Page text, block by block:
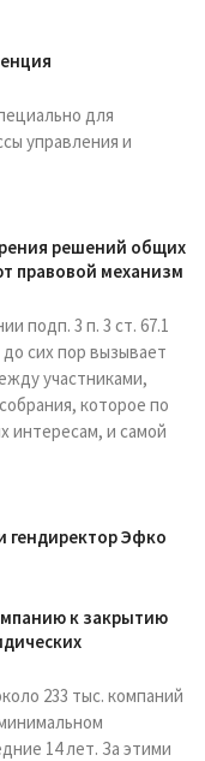
для
управления и
решений общих
правовой механизм
подп. 3 п. 3 ст. 67.1
сих пор вызывает
участниками,
которое по
интересам, и самой
гендиректор Эфко
к закрытию
233 тыс. компаний
14 лет. За этими